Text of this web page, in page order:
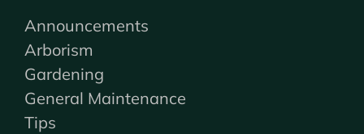
Announcements
Arborism
Gardening
General Maintenance
Tips